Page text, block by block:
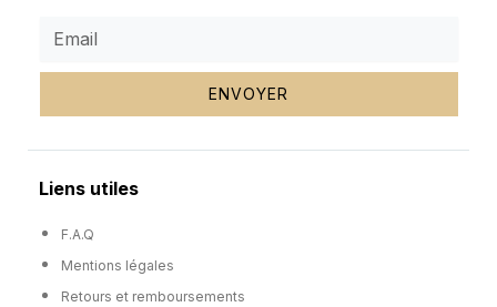
ENVOYER
Liens utiles
F.A.Q
Mentions légales
Retours et remboursements